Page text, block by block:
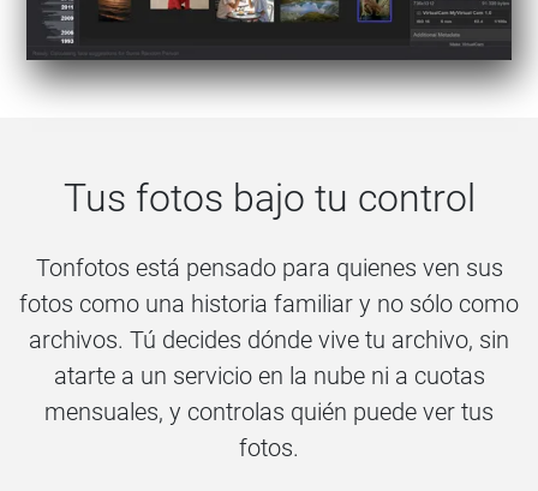
Tus fotos bajo tu control
Tonfotos está pensado para quienes ven sus
fotos como una historia familiar y no sólo como
archivos. Tú decides dónde vive tu archivo, sin
atarte a un servicio en la nube ni a cuotas
mensuales, y controlas quién puede ver tus
fotos.